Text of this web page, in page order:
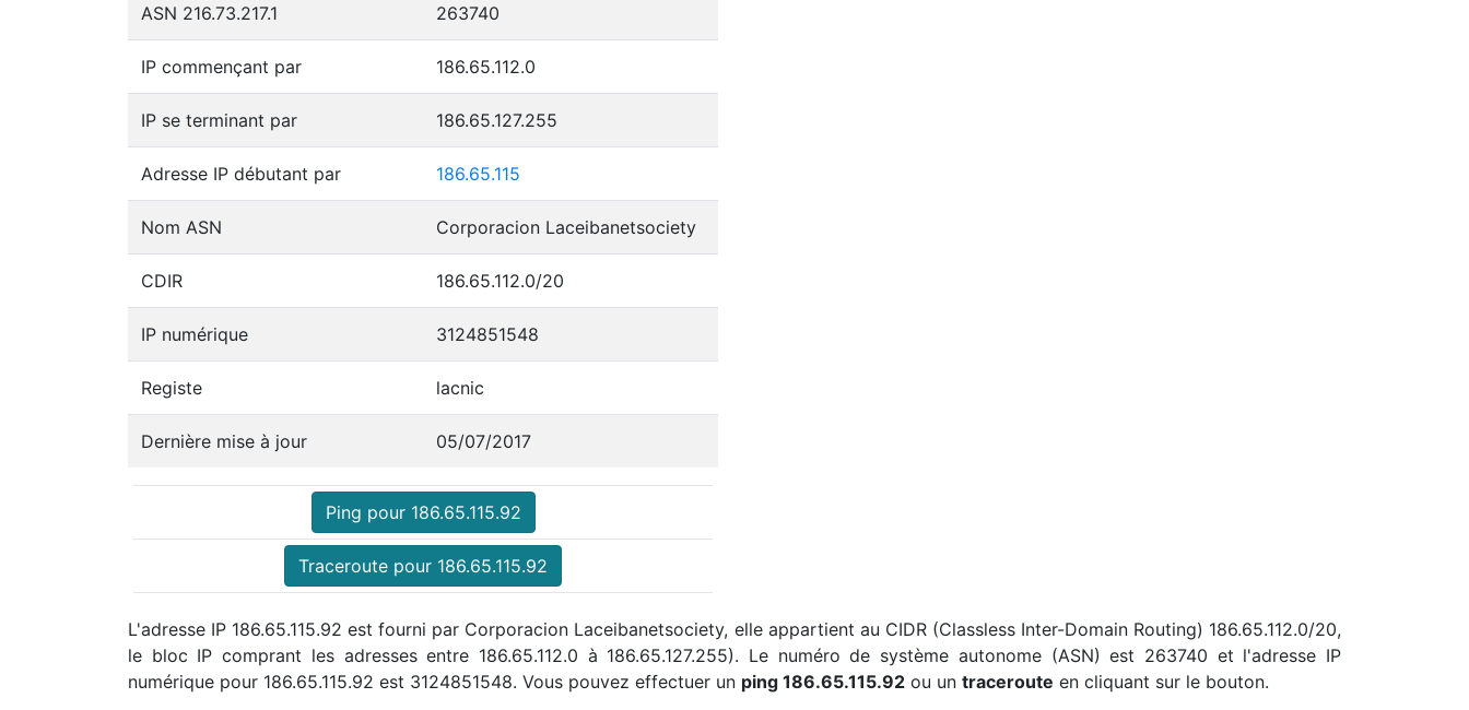
ASN 216.73.217.1 263740
IP commençant par 186.65.112.0
IP se terminant par 186.65.127.255
Adresse IP débutant par 186.65.115
Nom ASN Corporacion Laceibanetsociety
CDIR 186.65.112.0/20
IP numérique 3124851548
Registe lacnic
Dernière mise à jour 05/07/2017
Ping pour 186.65.115.92
Traceroute pour 186.65.115.92
L'adresse IP 186.65.115.92 est fourni par Corporacion Laceibanetsociety, elle appartient au CIDR (Classless Inter-Domain Routing) 186.65.112.0/20,
le bloc IP comprant les adresses entre 186.65.112.0 à 186.65.127.255). Le numéro de système autonome (ASN) est 263740 et l'adresse IP
numérique pour 186.65.115.92 est 3124851548. Vous pouvez effectuer un ping 186.65.115.92 ou un traceroute en cliquant sur le bouton.